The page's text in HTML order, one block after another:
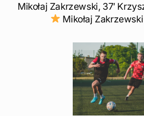
Mikołaj Zakrzewski, 37′
Mikołaj